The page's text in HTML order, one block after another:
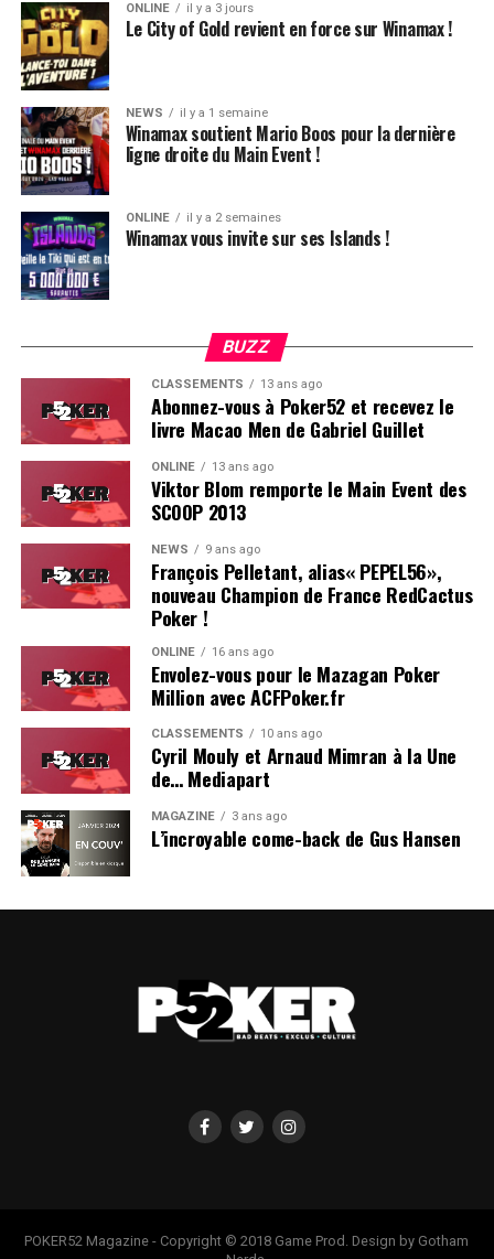
Ludovic Soleau sort donc à la troisième place, pour un
joli gain de 15720€ !
Place au heads-up final.
Soleau à gauche, sorti par Logghe au centre
ONLINE il y a 3 jours
Le City of Gold revient en force sur Winamax !
NEWS il y a 1 semaine
Winamax soutient Mario Boos pour la dernière
ligne droite du Main Event !
ONLINE il y a 2 semaines
Winamax vous invite sur ses Islands !
BUZZ
CLASSEMENTS 13 ans ago
Abonnez-vous à Poker52 et recevez le
livre Macao Men de Gabriel Guillet
ONLINE 13 ans ago
Viktor Blom remporte le Main Event des
SCOOP 2013
NEWS 9 ans ago
François Pelletant, alias« PEPEL56»,
nouveau Champion de France RedCactus
Poker !
ONLINE 16 ans ago
Envolez-vous pour le Mazagan Poker
Million avec ACFPoker.fr
CLASSEMENTS 10 ans ago
Cyril Mouly et Arnaud Mimran à la Une
de… Mediapart
MAGAZINE 3 ans ago
L’incroyable come-back de Gus Hansen
POKER52 Magazine - Copyright © 2018 Game Prod. Design by Gotham